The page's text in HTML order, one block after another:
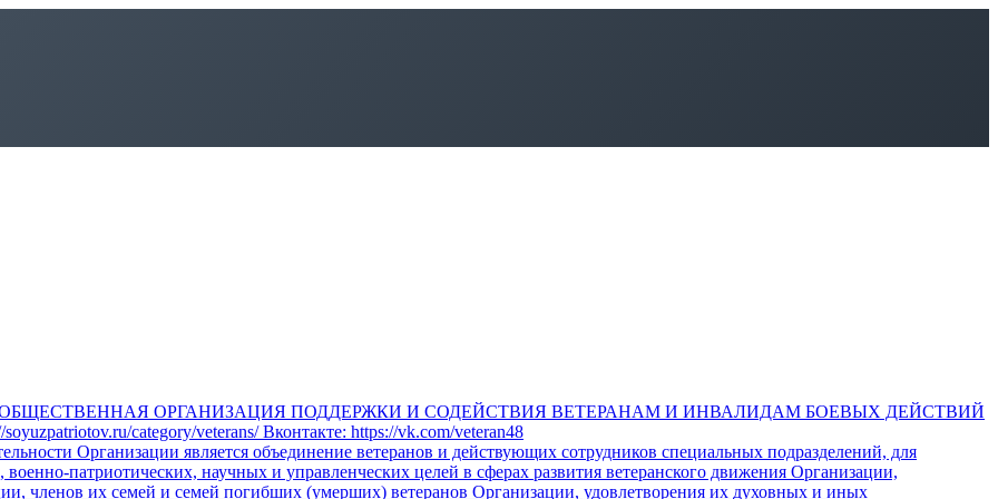
ОРГАНИЗАЦИЯ ПОДДЕРЖКИ И СОДЕЙСТВИЯ ВЕТЕРАНАМ И ИНВАЛИДАМ БОЕВЫХ ДЕЙСТВИЙ
category/veterans/ Вконтакте: https://vk.com/veteran48
Организации является объединение ветеранов и действующих сотрудников специальных подразделений, для
патриотических, научных и управленческих целей в сферах развития ветеранского движения Организации,
членов их семей и семей погибших (умерших) ветеранов Организации, удовлетворения их духовных и иных